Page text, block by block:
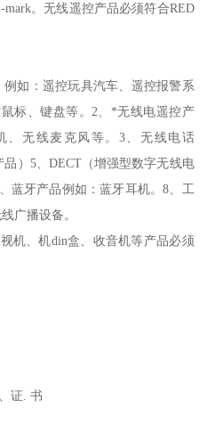
。无线遥控产品必须符合RED
如：遥控玩具汽车、遥控报警系
标、键盘等。2、*无线电遥控产
、无线麦克风等。3、无线电话
）5、DECT（增强型数字无线电
蓝牙产品例如：蓝牙耳机。8、工
广播设备。
机、机din盒、收音机等产品必须
证. 书